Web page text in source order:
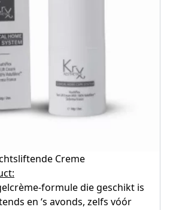
Creme
formule die geschikt is
en ‘s avonds, zelfs vóór